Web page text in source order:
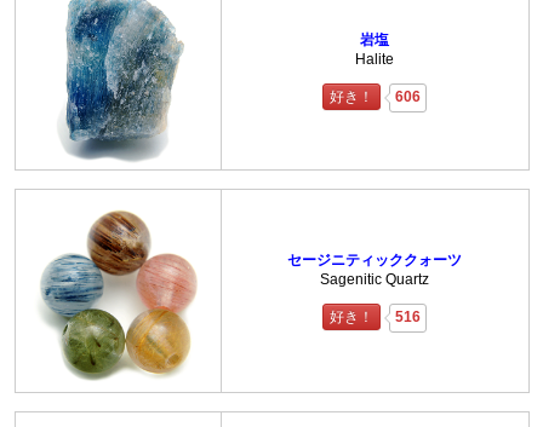
岩塩
Halite
好き！ 606
セージニティッククォーツ
Sagenitic Quartz
好き！ 516